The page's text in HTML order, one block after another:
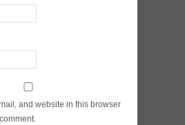
and website in this browser